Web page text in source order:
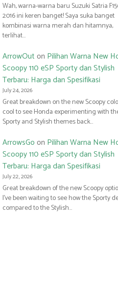
Wah, warna-warna baru Suzuki Satria
2016 ini keren banget! Saya suka banget
kombinasi warna merah dan hitamnya,
terlihat…
ArrowOuton Pilihan Warna New
Scoopy 110 eSP Sporty dan Stylish
Terbaru: Harga dan Spesifikasi
July 24, 2026
Great breakdown on the new Scoopy
cool to see Honda experimenting with
Sporty and Stylish themes back…
ArrowsGoon Pilihan Warna New
Scoopy 110 eSP Sporty dan Stylish
Terbaru: Harga dan Spesifikasi
July 22, 2026
Great breakdown of the new Scoopy
I’ve been waiting to see how the Sporty
compared to the Stylish…